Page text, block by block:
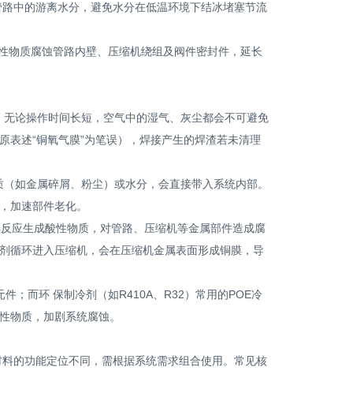
中的游离水分，避免水分在低温环境下结冰堵塞节流
质腐蚀管路内壁、压缩机绕组及阀件密封件，延长
论操作时间长短，空气中的湿气、灰尘都会不可避免
述“铜氧气膜”为笔误），焊接产生的焊渣若未清理
金属碎屑、粉尘）或水分，会直接带入系统内部。
加速部件老化。
生成酸性物质，对管路、压缩机等金属部件造成腐
循环进入压缩机，会在压缩机金属表面形成铜膜，导
；而环 保制冷剂（如R410A、R32）常用的POE冷
物质，加剧系统腐蚀。
功能定位不同，需根据系统需求组合使用。常见核